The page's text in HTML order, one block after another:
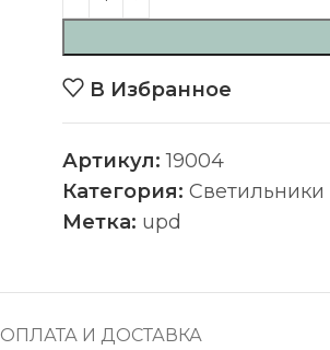
В Избранное
Артикул:19004
Категория:
Метка: upd
ОПЛАТА И ДОСТАВКА